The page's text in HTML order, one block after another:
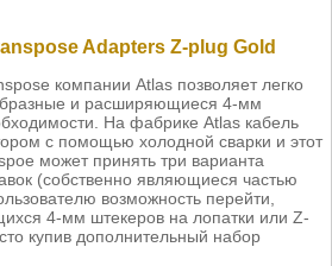
Adapters Z-plug Gold
компании Atlas позволяет легко
и расширяющиеся 4-мм
На фабрике Atlas кабель
с помощью холодной сварки и этот
может принять три варианта
(собственно являющиеся частью
возможность перейти,
4-мм штекеров на лопатки или Z-
купив дополнительный набор